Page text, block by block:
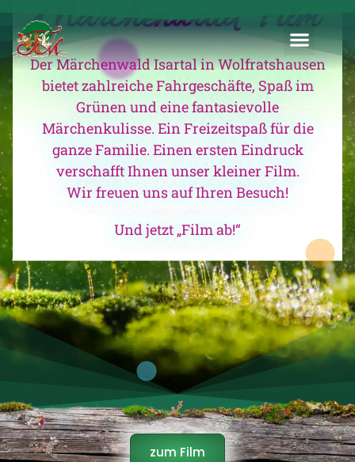
Märchenwald Film
Der Märchenwald Isartal in Wolfratshausen
bietet zahlreiche Fahrgeschäfte, Spaß im
Grünen und eine fantasievolle
Märchenkulisse. Ein Freizeitspaß für die
ganze Familie. Einen ersten Eindruck
verschafft Ihnen unser kleiner Film.
Wir freuen uns auf Ihren Besuch!
Und jetzt „Film ab!“
zum Film